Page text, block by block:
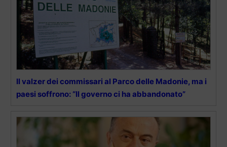
Il valzer dei commissari al Parco delle Madonie, ma i
paesi soffrono: “Il governo ci ha abbandonato”